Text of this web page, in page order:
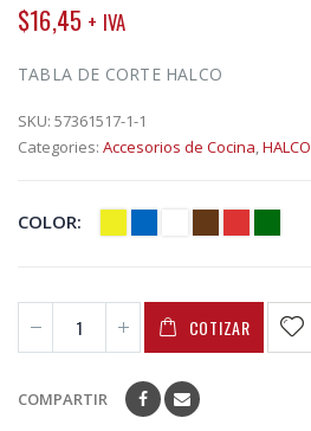
out
of
$16,45 + IVA
TABLA DE CORTE HALCO
SKU: 57361517-1-1
Categories: Accesorios de Cocina,HALCO
COLOR
COTIZAR
COMPARTIR